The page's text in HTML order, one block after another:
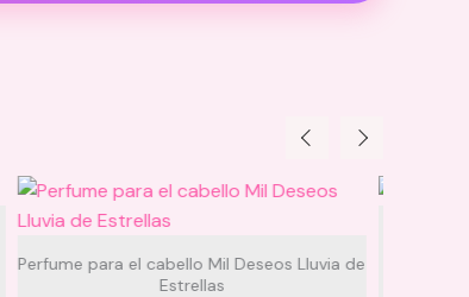
de
Acondicionador 250ml Lola Rapunzel
$59.000